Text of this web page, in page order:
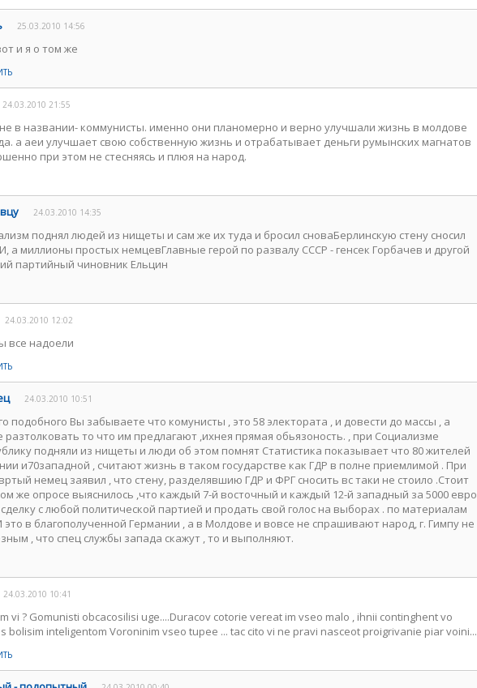
25.03.2010 14:56
и я о том же
24.03.2010 21:55
в названии- коммунисты. именно они планомерно и верно улучшали жизнь в молдове
а аеи улучшает свою собственную жизнь и отрабатывает деньги румынских магнатов
при этом не стесняясь и плюя на народ.
24.03.2010 14:35
поднял людей из нищеты и сам же их туда и бросил сноваБерлинскую стену сносил
а миллионы простых немцевГлавные герой по развалу СССР - генсек Горбачев и другой
партийный чиновник Ельцин
24.03.2010 12:02
все надоели
24.03.2010 10:51
подобного Вы забываете что комунисты , это 58 электората , и довести до массы , а
разтолковать то что им предлагают ,ихнея прямая обьязоность. , при Социализме
подняли из нищеты и люди об этом помнят Статистика показывает что 80 жителей
и70западной , считают жизнь в таком государстве как ГДР в полне приемлимой . При
немец заявил , что стену, разделявшию ГДР и ФРГ сносить вс таки не стоило .Стоит
же опросе выяснилось ,что каждый 7-й восточный и каждый 12-й западный за 5000 евро
с любой политической партией и продать свой голос на выборах . по материалам
И это в благополученной Германии , а в Молдове и вовсе не спрашивают народ, г. Гимпу не
, что спец службы запада скажут , то и выполняют.
24.03.2010 10:41
vi ? Gomunisti obcacosilisi uge....Duracov cotorie vereat im vseo malo , ihnii continghent vo
bolisim inteligentom Voroninim vseo tupee ... tac cito vi ne pravi nasceot proigrivanie piar voini...